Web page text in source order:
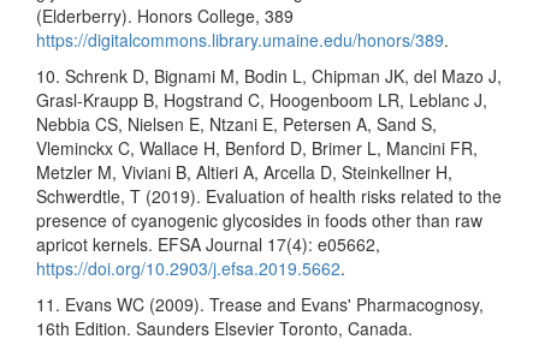
(Elderberry). Honors College, 389
https://digitalcommons.library.umaine.edu/honors/389.
10. Schrenk D, Bignami M, Bodin L, Chipman JK, del Mazo J,
Grasl-Kraupp B, Hogstrand C, Hoogenboom LR, Leblanc J,
Nebbia CS, Nielsen E, Ntzani E, Petersen A, Sand S,
Vleminckx C, Wallace H, Benford D, Brimer L, Mancini FR,
Metzler M, Viviani B, Altieri A, Arcella D, Steinkellner H,
Schwerdtle, T (2019). Evaluation of health risks related to the
presence of cyanogenic glycosides in foods other than raw
apricot kernels. EFSA Journal 17(4): e05662,
https://doi.org/10.2903/j.efsa.2019.5662.
11. Evans WC (2009). Trease and Evans' Pharmacognosy,
16th Edition. Saunders Elsevier Toronto, Canada.